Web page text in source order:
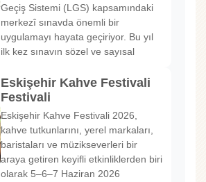
Geçiş Sistemi (LGS) kapsamındaki
merkezî sınavda önemli bir
uygulamayı hayata geçiriyor. Bu yıl
ilk kez sınavın sözel ve sayısal
Eskişehir Kahve Festivali
Festivali
Eskişehir Kahve Festivali 2026,
kahve tutkunlarını, yerel markaları,
baristaları ve müzikseverleri bir
araya getiren keyifli etkinliklerden biri
olarak 5–6–7 Haziran 2026